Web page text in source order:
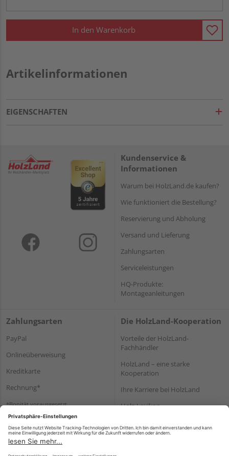
In den Warenkorb
Artikelinformationen
EIGENSCHAFTEN
Kundenservice &
Informationen
Warum bei HolzLand.de kaufen?
Wie funktioniert die Bestellung?
Reservierung und Abholung
Versand und Lieferung
Zahlungsarten
Serviceleistungen
HQ-Produkte:
Montageanleitungen
Zahlungsarten
PayPal
Onlineüberweisung
Kreditkarte
Rechnung*
*Bonität vorausgesetzt
Die HolzLand-Kooperation
Vorteile der HolzLand-
Fachhändler
HolzLand – eine starke
Kooperation
Ihre Karriere bei HolzLand
Holz-Lexikon